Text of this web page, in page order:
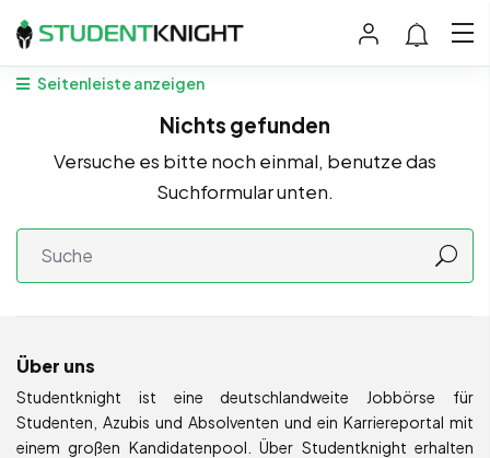
Seitenleiste anzeigen
Nichts gefunden
Versuche es bitte noch einmal, benutze das
Suchformular unten.
Über uns
Studentknight ist eine deutschlandweite Jobbörse für
Studenten, Azubis und Absolventen und ein Karriereportal mit
einem großen Kandidatenpool. Über Studentknight erhalten